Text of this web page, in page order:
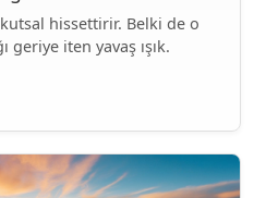
hissettirir. Belki de o
geriye iten yavaş ışık.